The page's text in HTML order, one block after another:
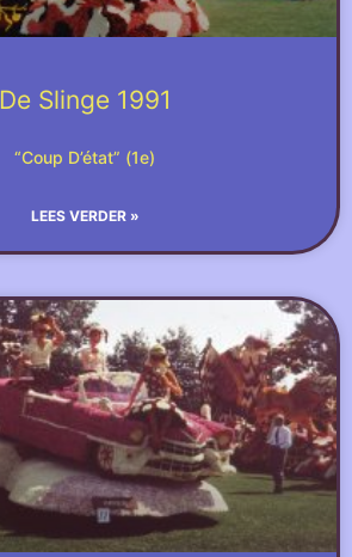
De Slinge 1991
“Coup D’état” (1e)
LEES VERDER »